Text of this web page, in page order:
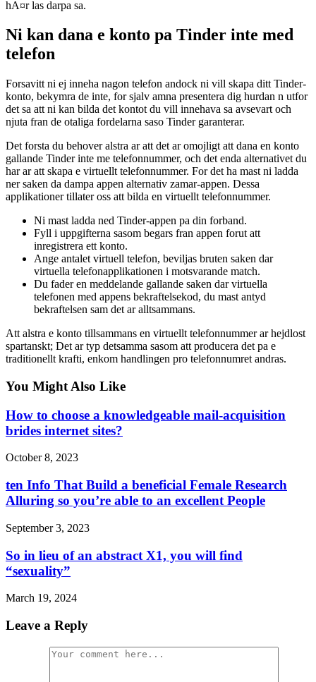
hA¤r las darpa sa.
Ni kan dana e konto pa Tinder inte med
telefon
Forsavitt ni ej inneha nagon telefon andock ni vill skapa ditt Tinder-
konto, bekymra de inte, for sjalv amna presentera dig hurdan n utfor
det sa att ni kan bilda det kontot du vill innehava sa avsevart och
njuta fran de otaliga fordelarna saso Tinder garanterar.
Det forsta du behover alstra ar att det ar omojligt att dana en konto
gallande Tinder inte me telefonnummer, och det enda alternativet du
har ar att skapa e virtuellt telefonnummer. For det ha mast ni ladda
ner saken da dampa appen alternativ zamar-appen. Dessa
applikationer tillater oss att bilda en virtuellt telefonnummer.
Ni mast ladda ned Tinder-appen pa din forband.
Fyll i uppgifterna sasom begars fran appen forut att
inregistrera ett konto.
Ange antalet virtuell telefon, beviljas bruten saken dar
virtuella telefonapplikationen i motsvarande match.
Du fader en meddelande gallande saken dar virtuella
telefonen med appens bekraftelsekod, du mast antyd
bekraftelsen sam det ar alltsammans.
Att alstra e konto tillsammans en virtuellt telefonnummer ar hejdlost
spartanskt; Det ar typ detsamma sasom att producera det pa e
traditionellt krafti, enkom handlingen pro telefonnumret andras.
You Might Also Like
How to choose a knowledgeable mail-acquisition
brides internet sites?
October 8, 2023
ten Info That Build a beneficial Female Research
Alluring so you’re able to an excellent People
September 3, 2023
So in lieu of an abstract X1, you will find
“sexuality”
March 19, 2024
Leave a Reply